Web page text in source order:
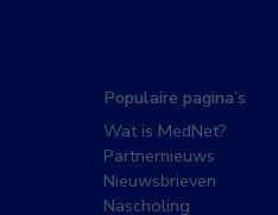
Populaire pagina’s
Wat is MedNet?
Partnernieuws
Nieuwsbrieven
Nascholing